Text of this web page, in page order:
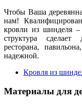
Чтобы Ваша
нам!
кровли из шинделя
структура
ресторана,
надежной.
Кровля из
Материалы для